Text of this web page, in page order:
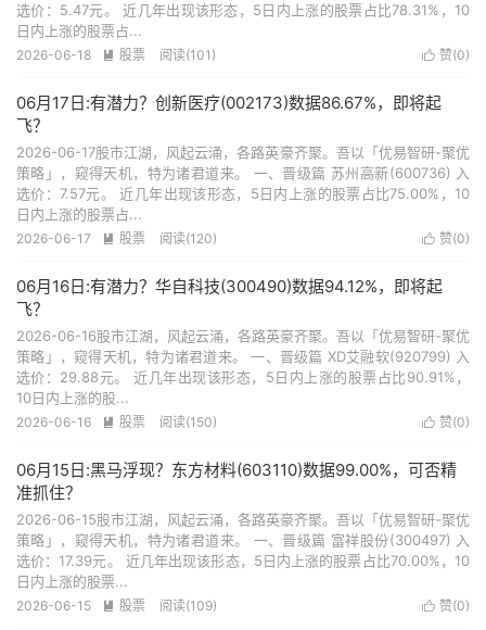
选价：5.47元。 近几年出现该形态，5日内上涨的股票占比78.31%，10
日内上涨的股票占...
 赞(0)
2026-06-18  股票 阅读(101)
06月17日:有潜力？创新医疗(002173)数据86.67%，即将起
飞？
2026-06-17股市江湖，风起云涌，各路英豪齐聚。吾以「优易智研-聚优
策略」，窥得天机，特为诸君道来。 一、晋级篇 苏州高新(600736) 入
选价：7.57元。 近几年出现该形态，5日内上涨的股票占比75.00%，10
日内上涨的股票占...
 赞(0)
2026-06-17  股票 阅读(120)
06月16日:有潜力？华自科技(300490)数据94.12%，即将起
飞？
2026-06-16股市江湖，风起云涌，各路英豪齐聚。吾以「优易智研-聚优
策略」，窥得天机，特为诸君道来。 一、晋级篇 XD艾融软(920799) 入
选价：29.88元。 近几年出现该形态，5日内上涨的股票占比90.91%，
10日内上涨的股...
 赞(0)
2026-06-16  股票 阅读(150)
06月15日:黑马浮现？东方材料(603110)数据99.00%，可否精
准抓住？
2026-06-15股市江湖，风起云涌，各路英豪齐聚。吾以「优易智研-聚优
策略」，窥得天机，特为诸君道来。 一、晋级篇 富祥股份(300497) 入
选价：17.39元。 近几年出现该形态，5日内上涨的股票占比70.00%，10
日内上涨的股票...
 赞(0)
2026-06-15  股票 阅读(109)